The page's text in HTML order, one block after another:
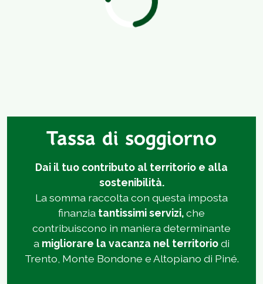
Tassa di soggiorno
Dai il tuo contributo al territorio e alla
sostenibilità.
La somma raccolta con questa imposta
finanzia tantissimi servizi,che
contribuiscono in maniera determinante
a migliorare la vacanza nel territoriodi
Trento, Monte Bondone e Altopiano di Piné.